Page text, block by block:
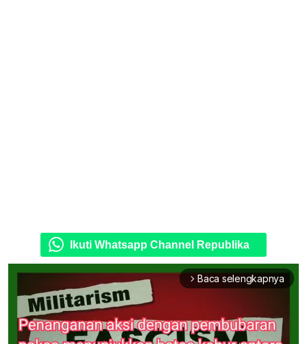
Ikuti Whatsapp Channel Republika
arrow_forward_ios Baca selengkapnya